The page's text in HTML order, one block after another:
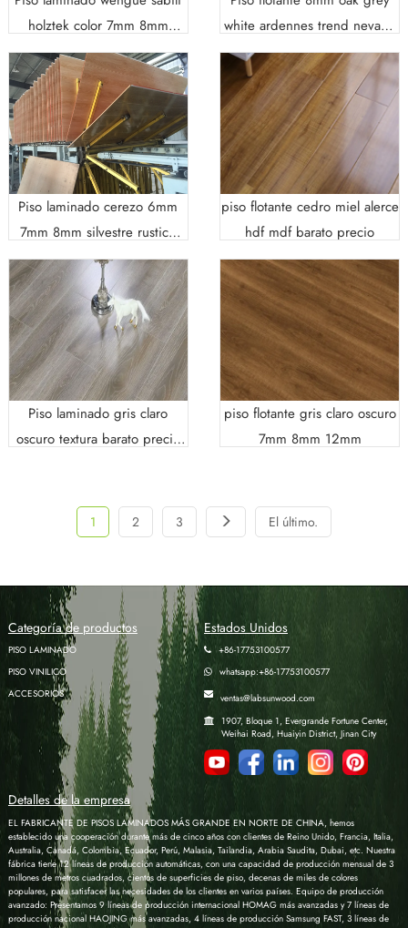
holztek color 7mm 8mm
12mm
white ardennes trend nevada
brown
Piso laminado cerezo 6mm
7mm 8mm silvestre rustico
brasil
piso flotante cedro miel alerce
hdf mdf barato precio
Piso laminado gris claro
oscuro textura barato precio
piso flotante gris claro oscuro
7mm 8mm 12mm
1 2 3 El último.
Categoría de productos
PISO LAMINADO
PISO VINILICO
ACCESORIOS
Estados Unidos
+86-17753100577
whatsapp:+86-17753100577
ventas@labsunwood.com
1907, Bloque 1, Evergrande Fortune Center,
Weihai Road, Huaiyin District, Jinan City
Detalles de la empresa
EL FABRICANTE DE PISOS LAMINADOS MÁS GRANDE EN NORTE DE CHINA, hemos
establecido una cooperación durante más de cinco años con clientes de Reino Unido, Francia, Italia,
Australia, Canadá, Colombia, Ecuador, Perú, Malasia, Tailandia, Arabia Saudita, Dubai, etc. Nuestra
fábrica tiene 12 líneas de producción automáticas, con una capacidad de producción mensual de 3
millones de metros cuadrados, cientos de superficies de piso, decenas de miles de colores
populares, para satisfacer las necesidades de los clientes en varios países. Equipo de producción
avanzado: Presentamos 9 líneas de producción internacional HOMAG más avanzadas y 7 líneas de
producción nacional HAOJING más avanzadas, 4 líneas de producción Samsung FAST, 3 líneas de